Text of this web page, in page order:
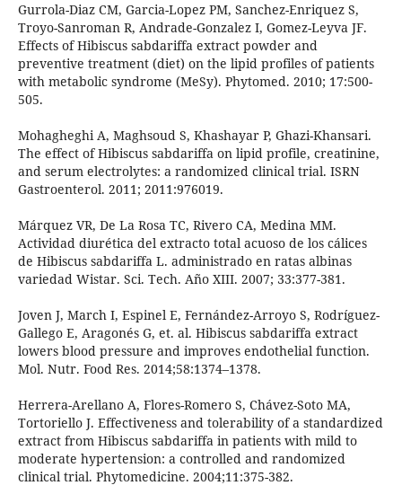
Gurrola-Diaz CM, Garcia-Lopez PM, Sanchez-Enriquez S,
Troyo-Sanroman R, Andrade-Gonzalez I, Gomez-Leyva JF.
Effects of Hibiscus sabdariffa extract powder and
preventive treatment (diet) on the lipid profiles of patients
with metabolic syndrome (MeSy). Phytomed. 2010; 17:500-
505.
Mohagheghi A, Maghsoud S, Khashayar P, Ghazi-Khansari.
The effect of Hibiscus sabdariffa on lipid profile, creatinine,
and serum electrolytes: a randomized clinical trial. ISRN
Gastroenterol. 2011; 2011:976019.
Márquez VR, De La Rosa TC, Rivero CA, Medina MM.
Actividad diurética del extracto total acuoso de los cálices
de Hibiscus sabdariffa L. administrado en ratas albinas
variedad Wistar. Sci. Tech. Año XIII. 2007; 33:377-381.
Joven J, March I, Espinel E, Fernández-Arroyo S, Rodríguez-
Gallego E, Aragonés G, et. al. Hibiscus sabdariffa extract
lowers blood pressure and improves endothelial function.
Mol. Nutr. Food Res. 2014;58:1374–1378.
Herrera-Arellano A, Flores-Romero S, Chávez-Soto MA,
Tortoriello J. Effectiveness and tolerability of a standardized
extract from Hibiscus sabdariffa in patients with mild to
moderate hypertension: a controlled and randomized
clinical trial. Phytomedicine. 2004;11:375-382.